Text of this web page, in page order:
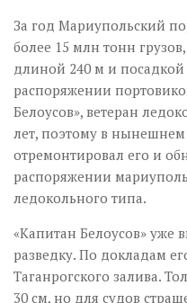
За год Мариупольский
более 15 млн тонн
длиной 240 м и
распоряжении
Белоусов», ветеран
лет, поэтому в нынешнем
отремонтировал его и
распоряжении
ледокольного типа.
«Капитан Белоусов» уже
разведку. По докладам
Таганрогского залива.
30 см, но для судов